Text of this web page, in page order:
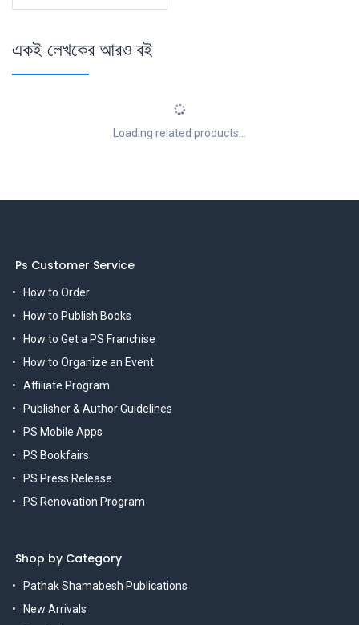
একই লেখকের আরও বই
Loading related products...
Ps Customer Service
How to Order
How to Publish Books
How to Get a PS Franchise
How to Organize an Event
Affiliate Program
Publisher & Author Guidelines
PS Mobile Apps
PS Bookfairs
PS Press Release
PS Renovation Program
Shop by Category
Pathak Shamabesh Publications
New Arrivals